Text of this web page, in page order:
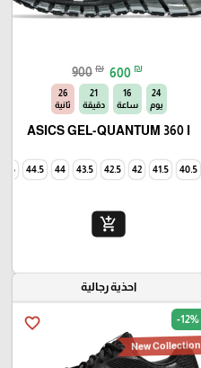
900 ₪ 600 ₪
24
يوم
16
ساعة
21
دقيقة
25
ثانية
ASICS GEL-QUANTUM 360 I
40.5
41.5
42
42.5
43.5
44
44.5
45
add_shopping_cart
احذية رجالية
favorite_border -12%
New Collection